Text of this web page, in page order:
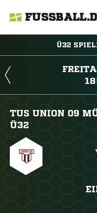
Ü32
TUS UNION 09
Ü32